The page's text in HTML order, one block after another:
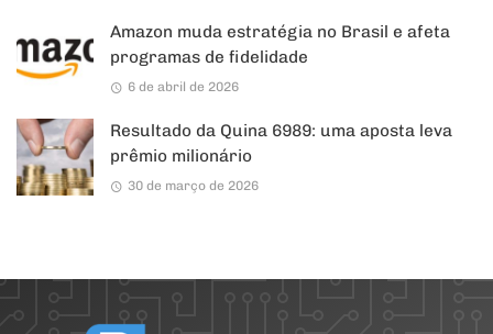
Amazon muda estratégia no Brasil e afeta
programas de fidelidade
6 de abril de 2026
Resultado da Quina 6989: uma aposta leva
prêmio milionário
30 de março de 2026